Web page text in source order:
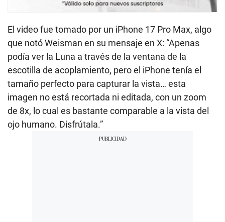
El video fue tomado por un iPhone 17 Pro Max, algo
que notó Weisman en su mensaje en X: “Apenas
podía ver la Luna a través de la ventana de la
escotilla de acoplamiento, pero el iPhone tenía el
tamaño perfecto para capturar la vista… esta
imagen no está recortada ni editada, con un zoom
de 8x, lo cual es bastante comparable a la vista del
ojo humano. Disfrútala.”